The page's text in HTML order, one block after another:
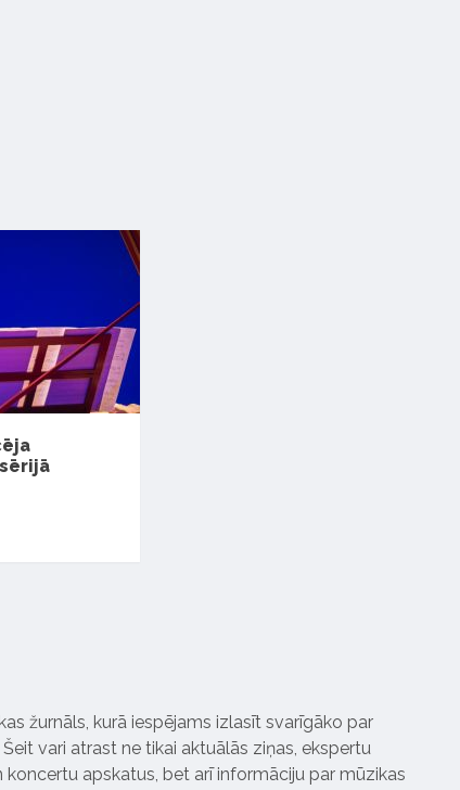
žurnāls, kurā iespējams izlasīt svarīgāko par
vari atrast ne tikai aktuālās ziņas, ekspertu
koncertu apskatus, bet arī informāciju par mūzikas